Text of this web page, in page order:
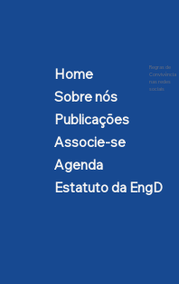
Home
Sobre nós
Publicações
Associe-se
Agenda
Estatuto da EngD
Regras de
Convivência
nas redes
sociais